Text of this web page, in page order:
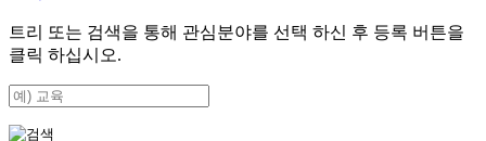
트리 또는 검색을 통해 관심분야를 선택 하신 후 등록 버튼을
클릭 하십시오.